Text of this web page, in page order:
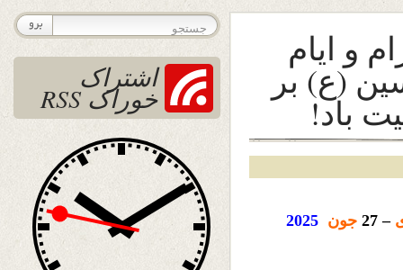
و ایام
(ع) بر
باد!
– 27 جون 2025
اشتراک
خوراک RSS